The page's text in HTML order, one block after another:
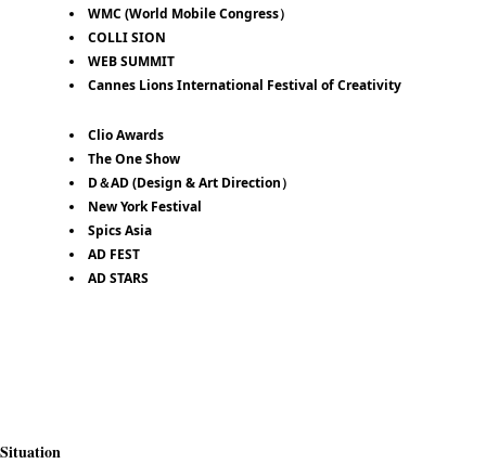
WMC (World Mobile Congress）
COLLI SION
WEB SUMMIT
Cannes Lions International Festival of Creativity
Clio Awards
The One Show
D＆AD (Design & Art Direction）
New York Festival
Spics Asia
AD FEST
AD STARS
Situation